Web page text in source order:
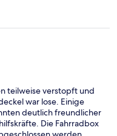
teilweise verstopft und
war lose. Einige
deutlich freundlicher
Die Fahrradbox